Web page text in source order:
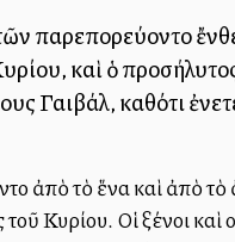
παρεπορεύοντο
καὶ ὁ
Γαιβάλ, καθότι
ἀπὸ τὸ ἕνα καὶ ἀπὸ τὸ
Κυρίου. Οἱ ξένοι καὶ